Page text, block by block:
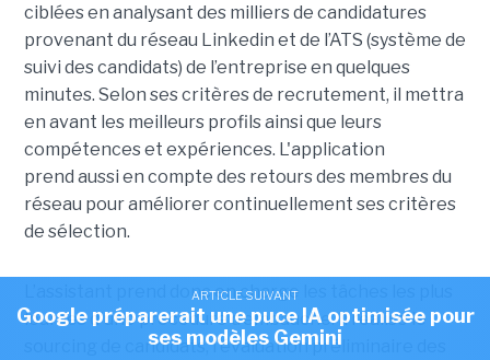
ciblées en analysant des milliers de candidatures
provenant du réseau Linkedin et de l’ATS (système de
suivi des candidats) de l’entreprise en quelques
minutes. Selon ses critères de recrutement, il mettra
en avant les meilleurs profils ainsi que leurs
compétences et expériences. L'application
prend aussi en compte des retours des membres du
réseau pour améliorer continuellement ses critères
de sélection.
L’assistant prend donc en charge les tâches les plus
lourdes d'une procédure d’embauche. Il réalise le
sourcing de candidats, l'évaluation préliminaire des
ARTICLE SUIVANT
Google préparerait une puce IA optimisée pour
ses modèles Gemini